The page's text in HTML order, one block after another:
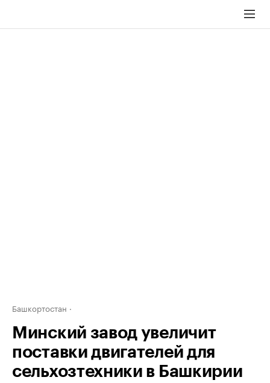
Башкортостан
Минский завод увеличит
поставки двигателей для
сельхозтехники в Башкирии